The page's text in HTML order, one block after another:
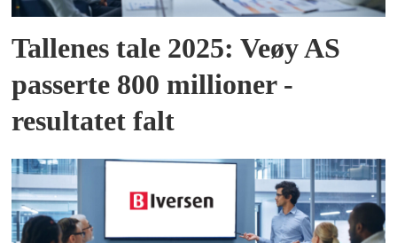
Tallenes tale 2025: Veøy AS
passerte 800 millioner -
resultatet falt